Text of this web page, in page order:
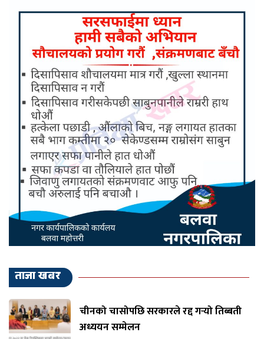
ताजा खबर
चीनको चासोपछि सरकारले रद्द गर्‍यो तिब्बती
अध्ययन सम्मेलन